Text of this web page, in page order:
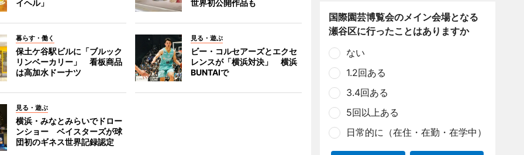
イヘル」
世界初公開作品も
暮らす・働く
保土ケ谷駅ビルに「ブルック
リンベーカリー」 看板商品
は高加水ドーナツ
見る・遊ぶ
ビー・コルセアーズとエクセ
レンスが「横浜対決」 横浜
BUNTAIで
見る・遊ぶ
横浜・みなとみらいでドロー
ンショー ベイスターズが球
団初のギネス世界記録認定
国際園芸博覧会のメイン会場となる
瀬谷区に行ったことはありますか
ない
1.2回ある
3.4回ある
5回以上ある
日常的に（在住・在勤・在学中）